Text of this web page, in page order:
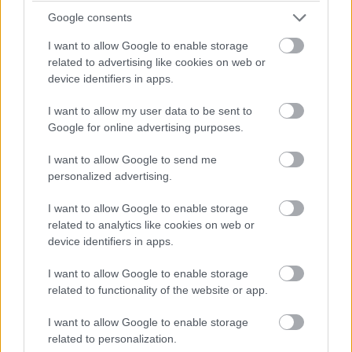
Google consents
I want to allow Google to enable storage
related to advertising like cookies on web or
device identifiers in apps.
I want to allow my user data to be sent to
Google for online advertising purposes.
I want to allow Google to send me
personalized advertising.
I want to allow Google to enable storage
related to analytics like cookies on web or
device identifiers in apps.
I want to allow Google to enable storage
related to functionality of the website or app.
I want to allow Google to enable storage
related to personalization.
legnagyobb beruházó az említett triász - a becslések
Google pedig 185 milliárd dollárt fordíthat erre a célra,
négyszer többet, mint három évvel ezelőtt. Peter Gostev
a várható lassulást valószínűsíti az a körülmény is, hogy
a legutóbbi infrastruktúra-beruházások, a legfejlettebb AI
modellek és processzorok hatása csak később lesz
érzékelhető a piacon.
Jól látható az is, hogy a modellek mind nagyobb és
összetettebb (emberek számára hosszabb időt igénybe
vevő) feladatok elvégezésére képesek - az esetek 80
százalékában sikerrel. Pár évvel ezelőtt ez az időtartam
csupán néhány perc volt, mára azonban a legtöbb, széles
Claude Mythos esetében pedig már 3 óra fölé nőtt.